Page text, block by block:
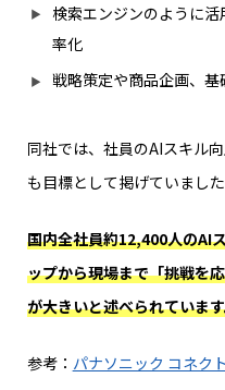
検索エンジンのように
率化
戦略策定や商品企画、
同社では、社員のAIスキル
も目標として掲げていまし
国内全社員約12,400人のAI
ップから現場まで「挑戦を
が大きいと述べられていま
参考： パナソニック コネク